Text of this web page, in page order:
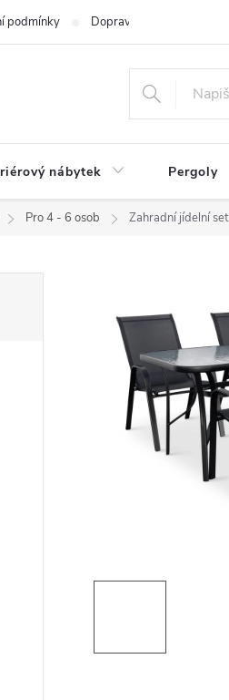
podmínky Doprava nábytku k Vám
nábytek Pergoly
Pro 4 - 6 osob Zahradní jídelní